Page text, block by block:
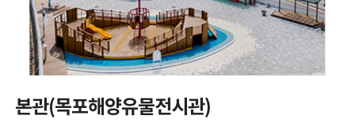
오시는길
홍보
수중유산 보존연구
본관(목포해양유물전시관)